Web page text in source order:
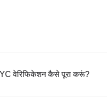
वेरिफिकेशन कैसे पूरा करूं?